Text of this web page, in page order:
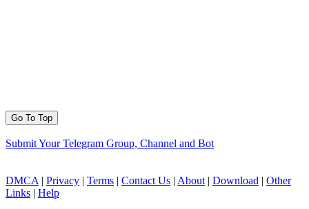
Go To Top
Submit Your Telegram Group, Channel and Bot
DMCA | Privacy | Terms | Contact Us | About | Download | Other
Links | Help